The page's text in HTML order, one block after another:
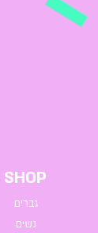
SHOP
גברים
נשים